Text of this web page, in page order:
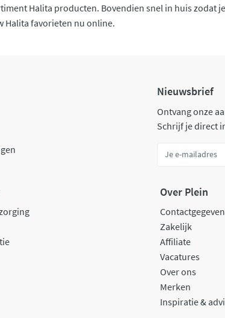
Halita producten. Bovendien snel in huis zodat
Halita favorieten nu online.
Nieuwsbrief
Ontvang onze
Schrijf je direct
Over Plein
Zakelijk
Affiliate
Vacatures
Over ons
Merken
Inspiratie &